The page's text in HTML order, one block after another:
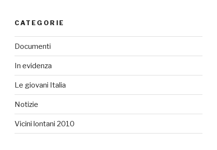
CATEGORIE
Documenti
In evidenza
Le giovani Italia
Notizie
Vicini lontani 2010